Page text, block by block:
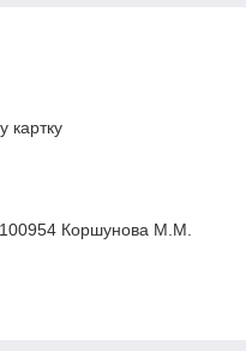
картку
Коршунова М.М.